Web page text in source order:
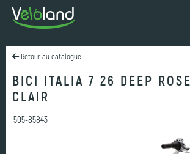
Retour au catalogue
BICI ITALIA 7 26 DEEP ROSE
CLAIR
505-85843